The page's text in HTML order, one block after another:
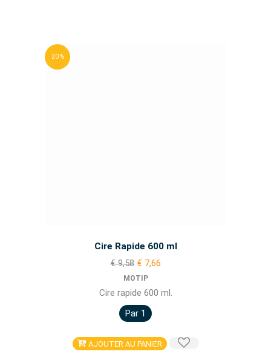
20 %
Cire Rapide 600 ml
€ 9,58 € 7,66
MOTIP
Cire rapide 600 ml.
Par 1
AJOUTER AU PANIER